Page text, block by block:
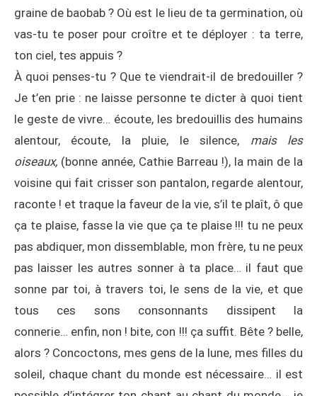
graine de baobab ? Où est le lieu de ta germination, où
vas-tu te poser pour croître et te déployer : ta terre,
ton ciel, tes appuis ?
À quoi penses-tu ? Que te viendrait-il de bredouiller ?
Je t’en prie : ne laisse personne te dicter à quoi tient
le geste de vivre… écoute, les bredouillis des humains
alentour, écoute, la pluie, le silence, mais les
oiseaux, (bonne année, Cathie Barreau !), la main de la
voisine qui fait crisser son pantalon, regarde alentour,
raconte ! et traque la faveur de la vie, s’il te plaît, ô que
ça te plaise, fasse la vie que ça te plaise !!! tu ne peux
pas abdiquer, mon dissemblable, mon frère, tu ne peux
pas laisser les autres sonner à ta place… il faut que
sonne par toi, à travers toi, le sens de la vie, et que
tous ces sons consonnants dissipent la
connerie… enfin, non ! bite, con !!! ça suffit. Bête ? belle,
alors ? Concoctons, mes gens de la lune, mes filles du
soleil, chaque chant du monde est nécessaire… il est